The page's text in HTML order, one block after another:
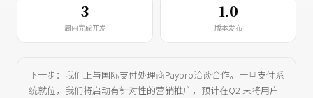
3
周内完成开发
1.0
版本发布
下一步：我们正与国际支付处理商Paypro洽谈合作。一旦支付系
统就位，我们将启动有针对性的营销推广，预计在Q2 末将用户